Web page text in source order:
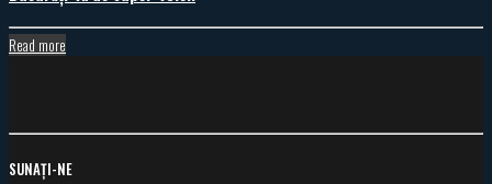
Read more
SUNAȚI-NE